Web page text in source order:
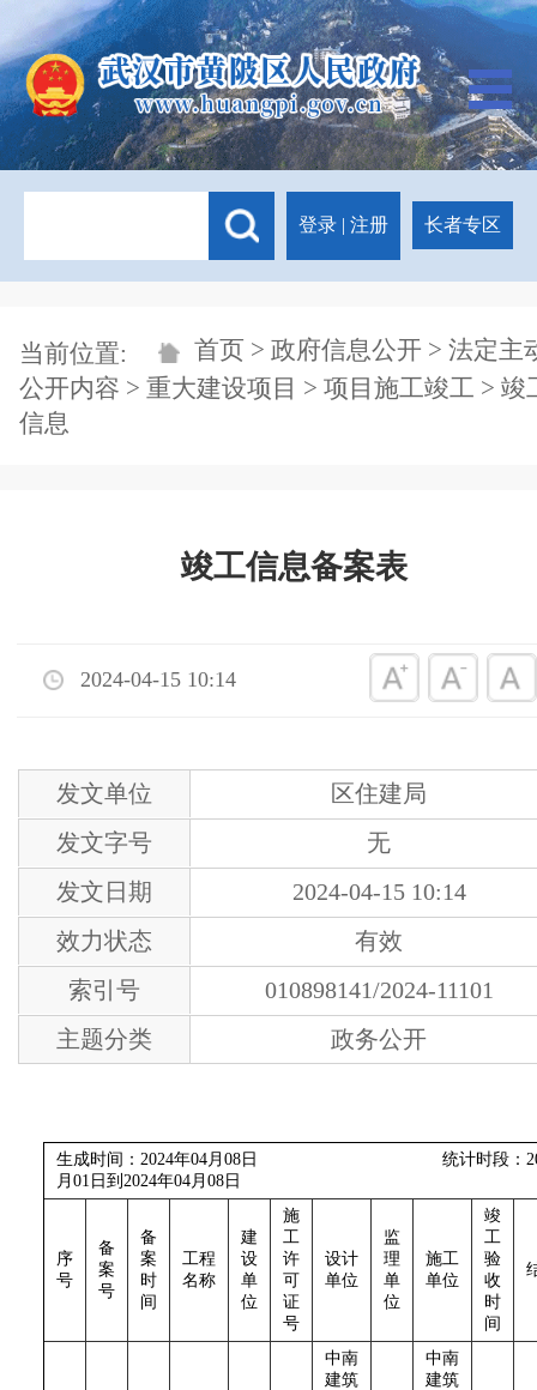
登录 | 注册 长者专区
当前位置: 首页 > 政府信息公开 > 法定主
公开内容 > 重大建设项目 > 项目施工竣工 > 竣
信息
竣工信息备案表
2024-04-15 10:14
发文单位
区住建局
发文字号
无
发文日期
2024-04-15 10:14
效力状态
有效
索引号
010898141/2024-11101
主题分类
政务公开
生成时间：2024年04月08日 统计时段：
月01日到2024年04月08日
序
号
备
案
号
备
案
时
间
工程
名称
建
设
单
位
施
工
许
可
证
号
设计
单位
监
理
单
位
施工
单位
竣
工
验
收
时
间
中南
建筑
中南
建筑